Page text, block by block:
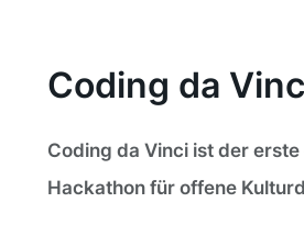
Coding da
Coding da Vinci ist der
Hackathon für offene